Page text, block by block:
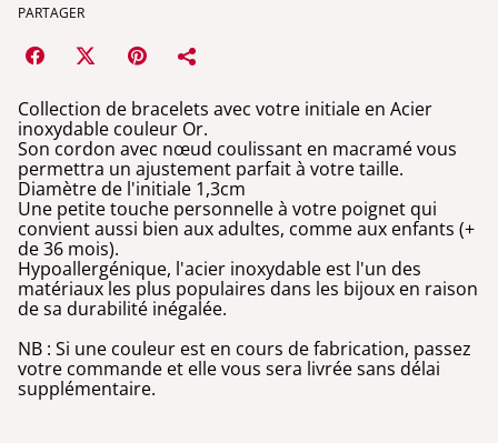
PARTAGER
Collection de bracelets avec votre initiale en Acier
inoxydable couleur Or.
Son cordon avec nœud coulissant en macramé vous
permettra un ajustement parfait à votre taille.
Diamètre de l'initiale 1,3cm
Une petite touche personnelle à votre poignet qui
convient aussi bien aux adultes, comme aux enfants (+
de 36 mois).
Hypoallergénique, l'acier inoxydable est l'un des
matériaux les plus populaires dans les bijoux en raison
de sa durabilité inégalée.
NB : Si une couleur est en cours de fabrication, passez
votre commande et elle vous sera livrée sans délai
supplémentaire.